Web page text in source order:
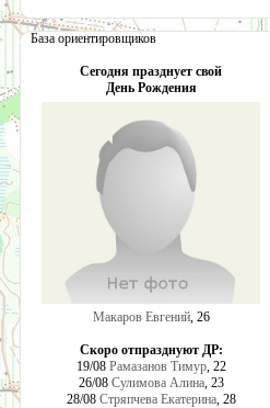
База ориентировщиков
Сегодня празднует свой
День Рождения
Макаров Евгений, 26
Скоро отпразднуют ДР:
19/08 Рамазанов Тимур, 22
26/08 Сулимова Алина, 23
28/08 Стряпчева Екатерина, 28